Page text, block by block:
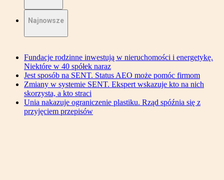
Najnowsze
Fundacje rodzinne inwestują w nieruchomości i energetykę.
Niektóre w 40 spółek naraz
Jest sposób na SENT. Status AEO może pomóc firmom
Zmiany w systemie SENT. Ekspert wskazuje kto na nich
skorzysta, a kto straci
Unia nakazuje ograniczenie plastiku. Rząd spóźnia się z
przyjęciem przepisów